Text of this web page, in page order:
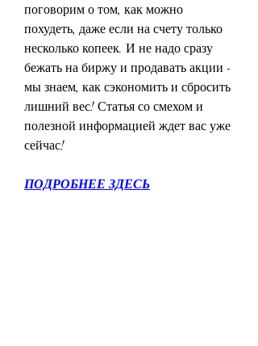
поговорим о том, как можно
похудеть, даже если на счету только
несколько копеек. И не надо сразу
бежать на биржу и продавать акции -
мы знаем, как сэкономить и сбросить
лишний вес! Статья со смехом и
полезной информацией ждет вас уже
сейчас!
ПОДРОБНЕЕ ЗДЕСЬ